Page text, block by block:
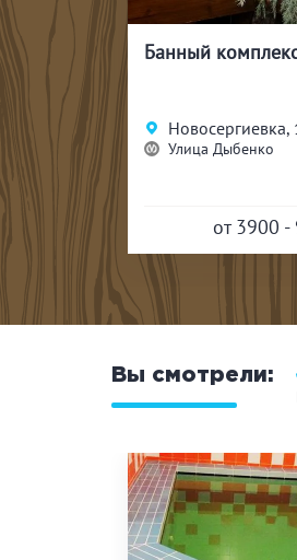
20
₽/час
Банный
Новосергиевка,
Улица Дыбенко
от 3900 -
Вы смотрели: